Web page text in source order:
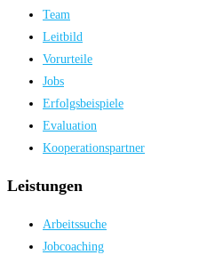
Team
Leitbild
Vorurteile
Jobs
Erfolgsbeispiele
Evaluation
Kooperationspartner
Leistungen
Arbeitssuche
Jobcoaching